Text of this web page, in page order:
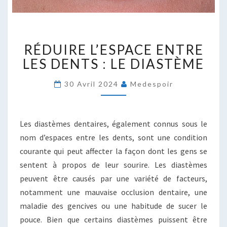
L’ESPACE
ENTRE
LES
DENTS
:
RÉDUIRE L’ESPACE ENTRE
LES DENTS : LE DIASTÈME
30 Avril 2024 Medespoir
Les diastèmes dentaires, également connus sous le
nom d’espaces entre les dents, sont une condition
courante qui peut affecter la façon dont les gens se
sentent à propos de leur sourire. Les diastèmes
peuvent être causés par une variété de facteurs,
notamment une mauvaise occlusion dentaire, une
maladie des gencives ou une habitude de sucer le
pouce. Bien que certains diastèmes puissent être